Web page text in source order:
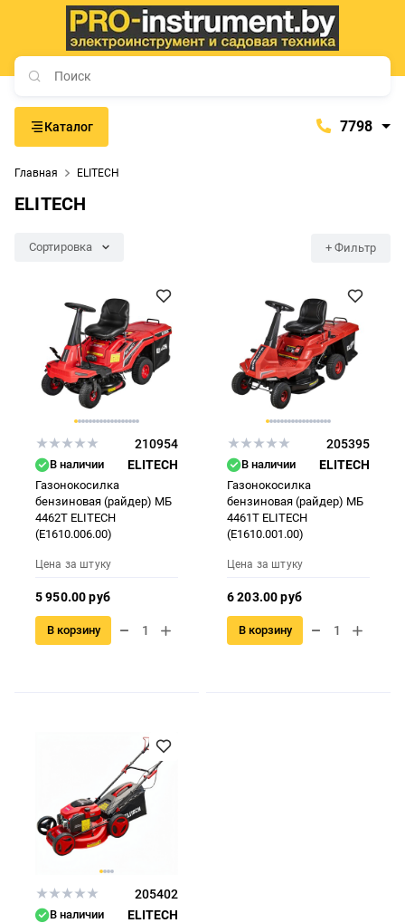
Каталог 7798
Выходные дни:с 9:00 до 20:00
Главная ELITECH
ELITECH
Сортировка + Фильтр
210954
В наличии ELITECH
Газонокосилка
бензиновая (райдер) МБ
4462Т ELITECH
(E1610.006.00)
Цена за штуку
5 950.00 руб
В корзину
205395
В наличии ELITECH
Газонокосилка
бензиновая (райдер) МБ
4461Т ELITECH
(E1610.001.00)
Цена за штуку
6 203.00 руб
В корзину
205402
В наличии ELITECH